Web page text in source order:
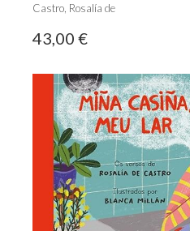
Castro, Rosalía de
43,00 €